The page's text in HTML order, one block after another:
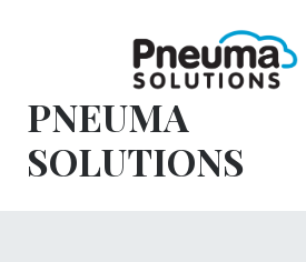
conteúdo
PNEUMA
SOLUTIONS